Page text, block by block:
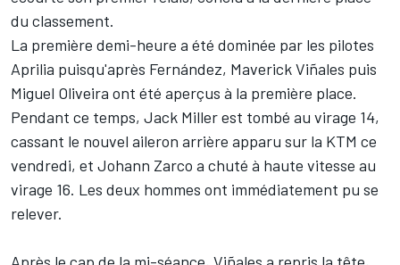
du classement.
La première demi-heure a été dominée par les pilotes
Aprilia puisqu'après Fernández, Maverick Viñales puis
Miguel Oliveira ont été aperçus à la première place.
Pendant ce temps, Jack Millerest tombé au virage 14,
cassant le nouvel aileron arrière apparu sur la KTM ce
vendredi, et Johann Zarco a chuté à haute vitesse au
virage 16. Les deux hommes ont immédiatement pu se
relever.